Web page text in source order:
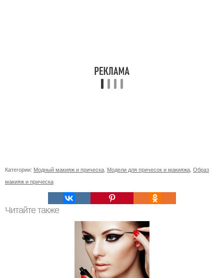
Категории: Модный макияж и прическа Модели для причесок и макияжа Образ
макияж и прическа
Читайте также